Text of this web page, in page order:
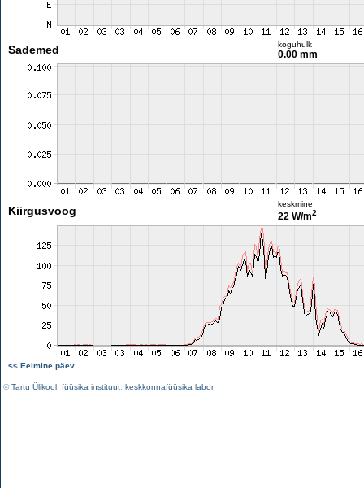
Sademed koguhulk
0.00 mm
Kiirgusvoog
keskmine
22 W/m2
<< Eelmine päev
©Tartu Ülikool füüsika instituut keskkonnafüüsika labor